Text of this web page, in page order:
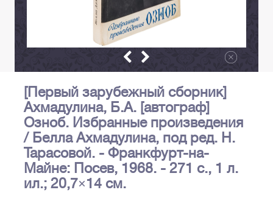
[Первый зарубежный сборник]
Ахмадулина, Б.А. [автограф]
Озноб. Избранные произведения
/ Белла Ахмадулина, под ред. Н.
Тарасовой. - Франкфурт-на-
Майне: Посев, 1968. - 271 с., 1 л.
ил.; 20,7×14 см.